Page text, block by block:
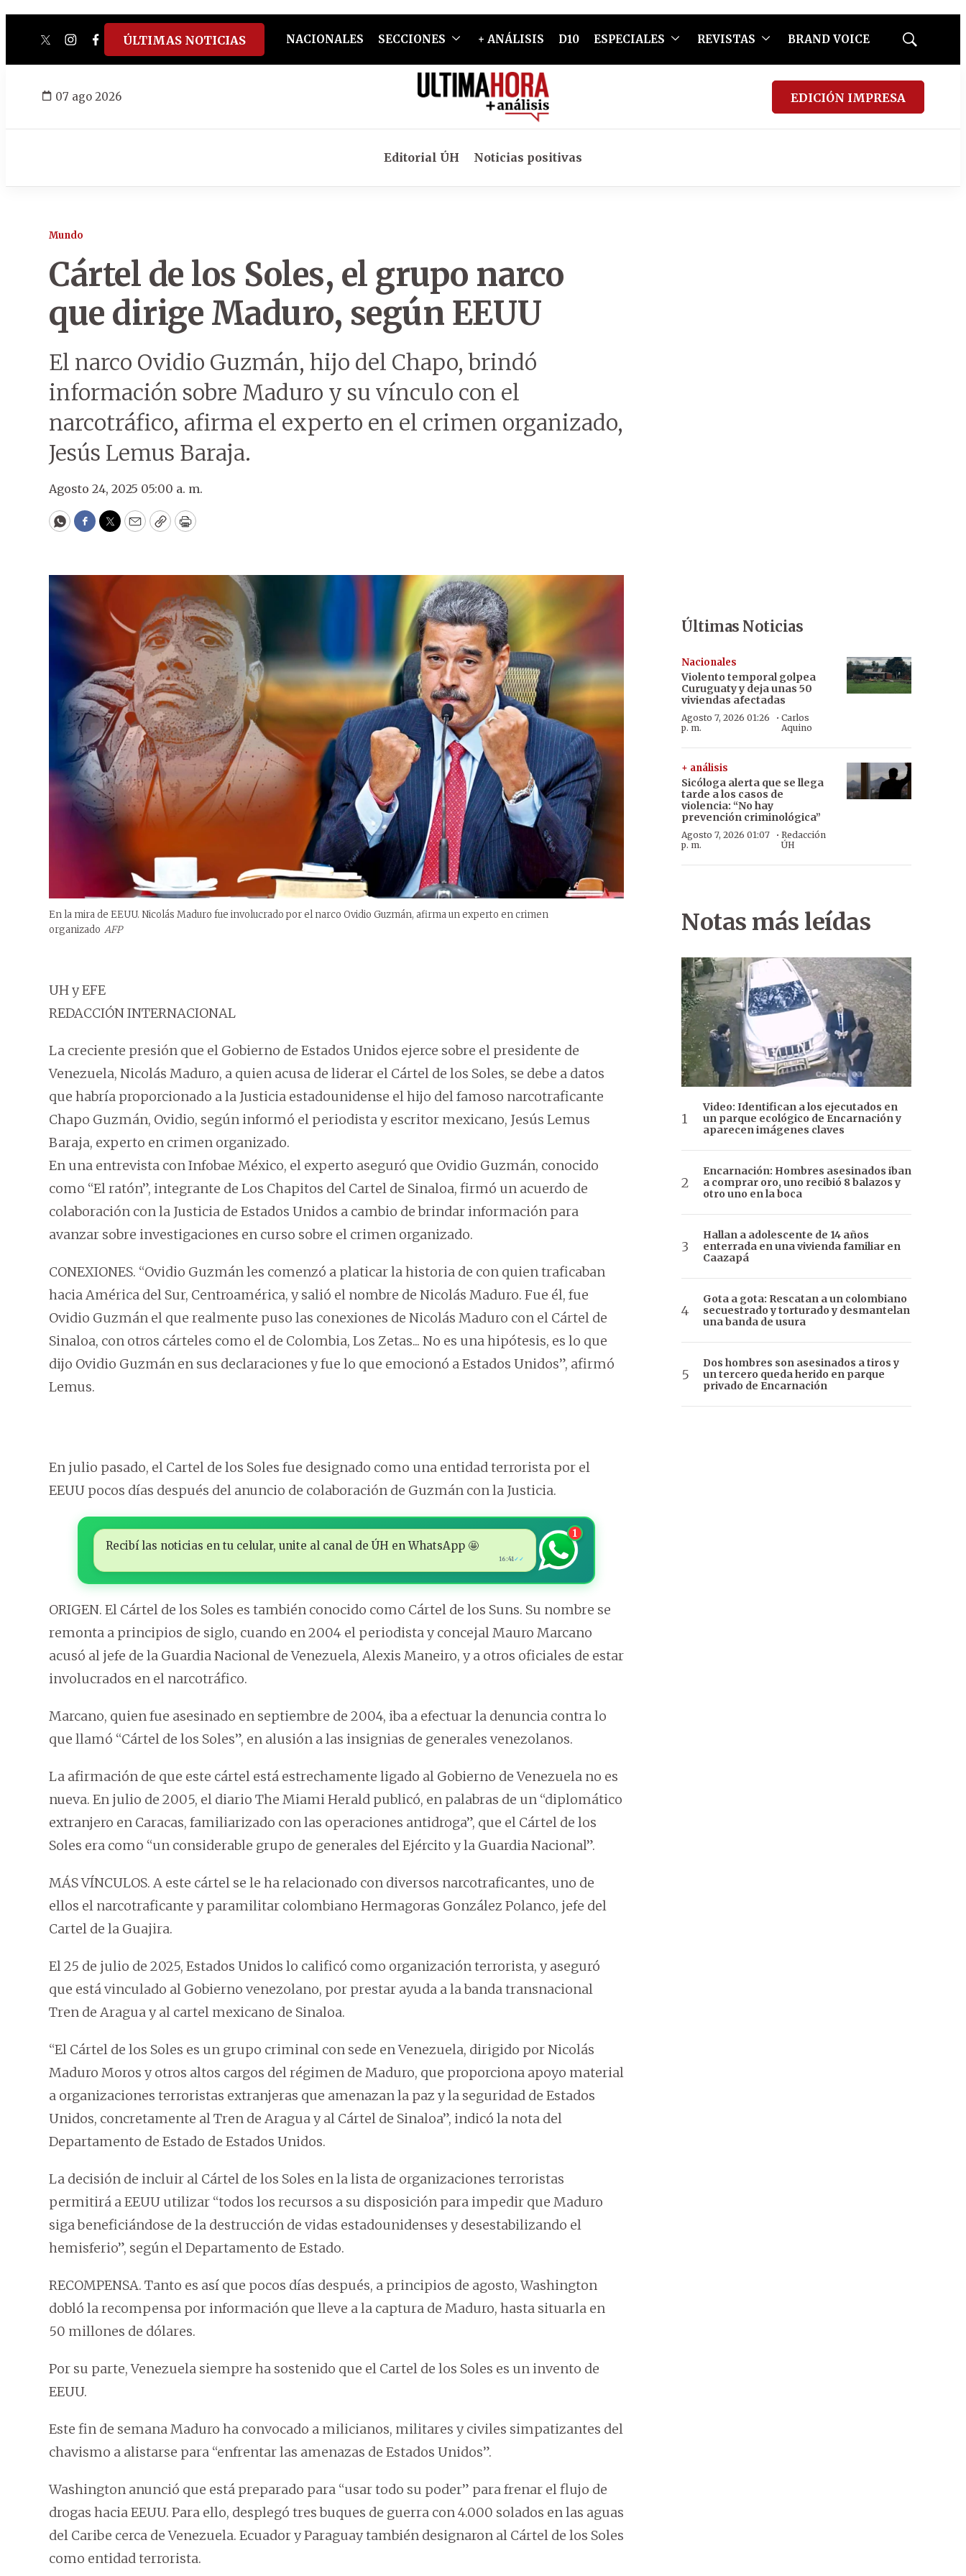
twitterinstagram
facebook
tiktokyoutube
spotify
ÚLTIMAS NOTICIAS NACIONALES SECCIONES + ANÁLISIS D10 ESPECIALES REVISTAS BRAND VOICE
Mostrar
07 ago 2026 EDICIÓN IMPRESA
Editorial ÚH Noticias positivas
Mundo
Cártel de los Soles, el grupo narco
que dirige Maduro, según EEUU
El narco Ovidio Guzmán, hijo del Chapo, brindó
información sobre Maduro y su vínculo con el
narcotráfico, afirma el experto en el crimen organizado,
Jesús Lemus Baraja.
Agosto 24, 2025 05:00 a. m.
WhatsApp
Facebook
Twitter
EmailCopyPrint
En la mira de EEUU. Nicolás Maduro fue involucrado por el narco Ovidio Guzmán, afirma un experto en crimen
organizado AFP
UH y EFE
REDACCIÓN INTERNACIONAL
La creciente presión que el Gobierno de Estados Unidos ejerce sobre el presidente de
Venezuela, Nicolás Maduro, a quien acusa de liderar el Cártel de los Soles, se debe a datos
que habría proporcionado a la Justicia estadounidense el hijo del famoso narcotraficante
Chapo Guzmán, Ovidio, según informó el periodista y escritor mexicano, Jesús Lemus
Baraja, experto en crimen organizado.
En una entrevista con Infobae México, el experto aseguró que Ovidio Guzmán, conocido
como “El ratón”, integrante de Los Chapitos del Cartel de Sinaloa, firmó un acuerdo de
colaboración con la Justicia de Estados Unidos a cambio de brindar información para
avanzar sobre investigaciones en curso sobre el crimen organizado.
CONEXIONES. “Ovidio Guzmán les comenzó a platicar la historia de con quien traficaban
hacia América del Sur, Centroamérica, y salió el nombre de Nicolás Maduro. Fue él, fue
Ovidio Guzmán el que realmente puso las conexiones de Nicolás Maduro con el Cártel de
Sinaloa, con otros cárteles como el de Colombia, Los Zetas... No es una hipótesis, es lo que
dijo Ovidio Guzmán en sus declaraciones y fue lo que emocionó a Estados Unidos”, afirmó
Lemus.
En julio pasado, el Cartel de los Soles fue designado como una entidad terrorista por el
EEUU pocos días después del anuncio de colaboración de Guzmán con la Justicia.
Recibí las noticias en tu celular, unite al canal de ÚH en WhatsApp 🤩
16:41✓✓
1
ORIGEN. El Cártel de los Soles es también conocido como Cártel de los Suns. Su nombre se
remonta a principios de siglo, cuando en 2004 el periodista y concejal Mauro Marcano
acusó al jefe de la Guardia Nacional de Venezuela, Alexis Maneiro, y a otros oficiales de estar
involucrados en el narcotráfico.
Marcano, quien fue asesinado en septiembre de 2004, iba a efectuar la denuncia contra lo
que llamó “Cártel de los Soles”, en alusión a las insignias de generales venezolanos.
La afirmación de que este cártel está estrechamente ligado al Gobierno de Venezuela no es
nueva. En julio de 2005, el diario The Miami Herald publicó, en palabras de un “diplomático
extranjero en Caracas, familiarizado con las operaciones antidroga”, que el Cártel de los
Soles era como “un considerable grupo de generales del Ejército y la Guardia Nacional”.
MÁS VÍNCULOS. A este cártel se le ha relacionado con diversos narcotraficantes, uno de
ellos el narcotraficante y paramilitar colombiano Hermagoras González Polanco, jefe del
Cartel de la Guajira.
El 25 de julio de 2025, Estados Unidos lo calificó como organización terrorista, y aseguró
que está vinculado al Gobierno venezolano, por prestar ayuda a la banda transnacional
Tren de Aragua y al cartel mexicano de Sinaloa.
“El Cártel de los Soles es un grupo criminal con sede en Venezuela, dirigido por Nicolás
Maduro Moros y otros altos cargos del régimen de Maduro, que proporciona apoyo material
a organizaciones terroristas extranjeras que amenazan la paz y la seguridad de Estados
Unidos, concretamente al Tren de Aragua y al Cártel de Sinaloa”, indicó la nota del
Departamento de Estado de Estados Unidos.
La decisión de incluir al Cártel de los Soles en la lista de organizaciones terroristas
permitirá a EEUU utilizar “todos los recursos a su disposición para impedir que Maduro
siga beneficiándose de la destrucción de vidas estadounidenses y desestabilizando el
hemisferio”, según el Departamento de Estado.
RECOMPENSA. Tanto es así que pocos días después, a principios de agosto, Washington
dobló la recompensa por información que lleve a la captura de Maduro, hasta situarla en
50 millones de dólares.
Por su parte, Venezuela siempre ha sostenido que el Cartel de los Soles es un invento de
EEUU.
Este fin de semana Maduro ha convocado a milicianos, militares y civiles simpatizantes del
chavismo a alistarse para “enfrentar las amenazas de Estados Unidos”.
Washington anunció que está preparado para “usar todo su poder” para frenar el flujo de
drogas hacia EEUU. Para ello, desplegó tres buques de guerra con 4.000 solados en las aguas
del Caribe cerca de Venezuela. Ecuador y Paraguay también designaron al Cártel de los Soles
como entidad terrorista.
Últimas Noticias
Nacionales
Violento temporal golpea
Curuguaty y deja unas 50
viviendas afectadas
Agosto 7, 2026 01:26
p. m.
· Carlos
Aquino
+ análisis
Sicóloga alerta que se llega
tarde a los casos de
violencia: “No hay
prevención criminológica”
Agosto 7, 2026 01:07
p. m.
·Redacción
ÚH
Notas más leídas
Video: Identifican a los ejecutados en
un parque ecológico de Encarnación y
aparecen imágenes claves
Encarnación: Hombres asesinados iban
a comprar oro, uno recibió 8 balazos y
otro uno en la boca
Hallan a adolescente de 14 años
enterrada en una vivienda familiar en
Caazapá
Gota a gota: Rescatan a un colombiano
secuestrado y torturado y desmantelan
una banda de usura
Dos hombres son asesinados a tiros y
un tercero queda herido en parque
privado de Encarnación